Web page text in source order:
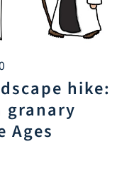
hike:
granary
Ages